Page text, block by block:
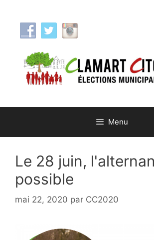
contenu
Menu
Le 28 juin,
possible
mai 22, 2020 par CC2020